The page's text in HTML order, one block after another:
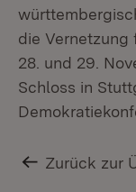
die Vernetzung
28. und 29.
Schloss in
Zurück zur